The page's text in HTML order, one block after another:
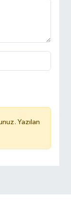
Yazılan